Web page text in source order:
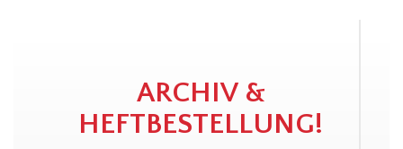
ARCHIV &
HEFTBESTELLUNG!